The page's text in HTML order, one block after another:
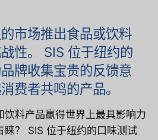
市场推出食品或饮料
性。 SIS 位于纽约的
牌收集宝贵的反馈意
费者共鸣的产品。
饮料产品赢得世界上最具影响力
睐？ SIS 位于纽约的口味测试